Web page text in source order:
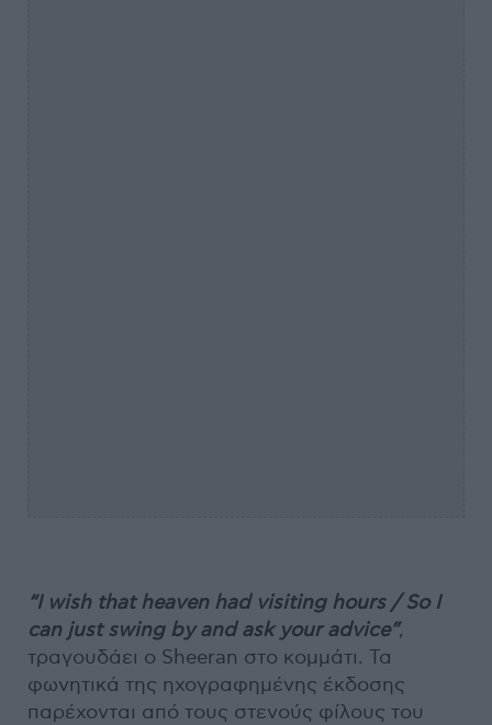
“I wish that heaven had visiting hours / So I
can just swing by and ask your advice”,
τραγουδάει ο Sheeran στο κομμάτι. Τα
φωνητικά της ηχογραφημένης έκδοσης
παρέχονται από τους στενούς φίλους του